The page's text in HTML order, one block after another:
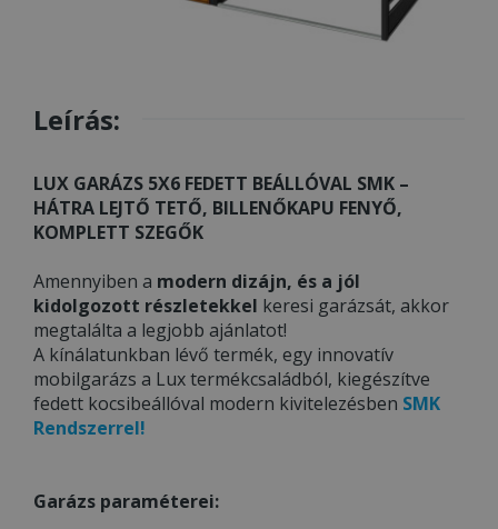
Leírás:
LUX GARÁZS 5X6 FEDETT BEÁLLÓVAL SMK –
HÁTRA LEJTŐ TETŐ, BILLENŐKAPU FENYŐ,
KOMPLETT SZEGŐK
Amennyiben a modern dizájn, és a jól
kidolgozott részletekkel keresi garázsát, akkor
megtalálta a legjobb ajánlatot!
A kínálatunkban lévő termék, egy innovatív
mobilgarázs a Lux termékcsaládból, kiegészítve
fedett kocsibeállóval modern kivitelezésben SMK
Rendszerrel!
Garázs paraméterei: